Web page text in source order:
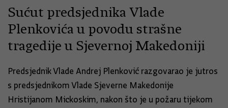
Sućut predsjednika Vlade
Plenkovića u povodu strašne
tragedije u Sjevernoj Makedoniji
Predsjednik Vlade Andrej Plenković razgovarao je jutros
s predsjednikom Vlade Sjeverne Makedonije
Hristijanom Mickoskim, nakon što je u požaru tijekom